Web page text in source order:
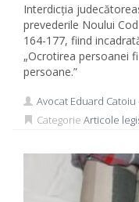
Interdicția
prevederile Noului
164-177, fiind
„Ocrotirea persoanei
persoane.”
Avocat Eduard Catoiu
Categorie Articole